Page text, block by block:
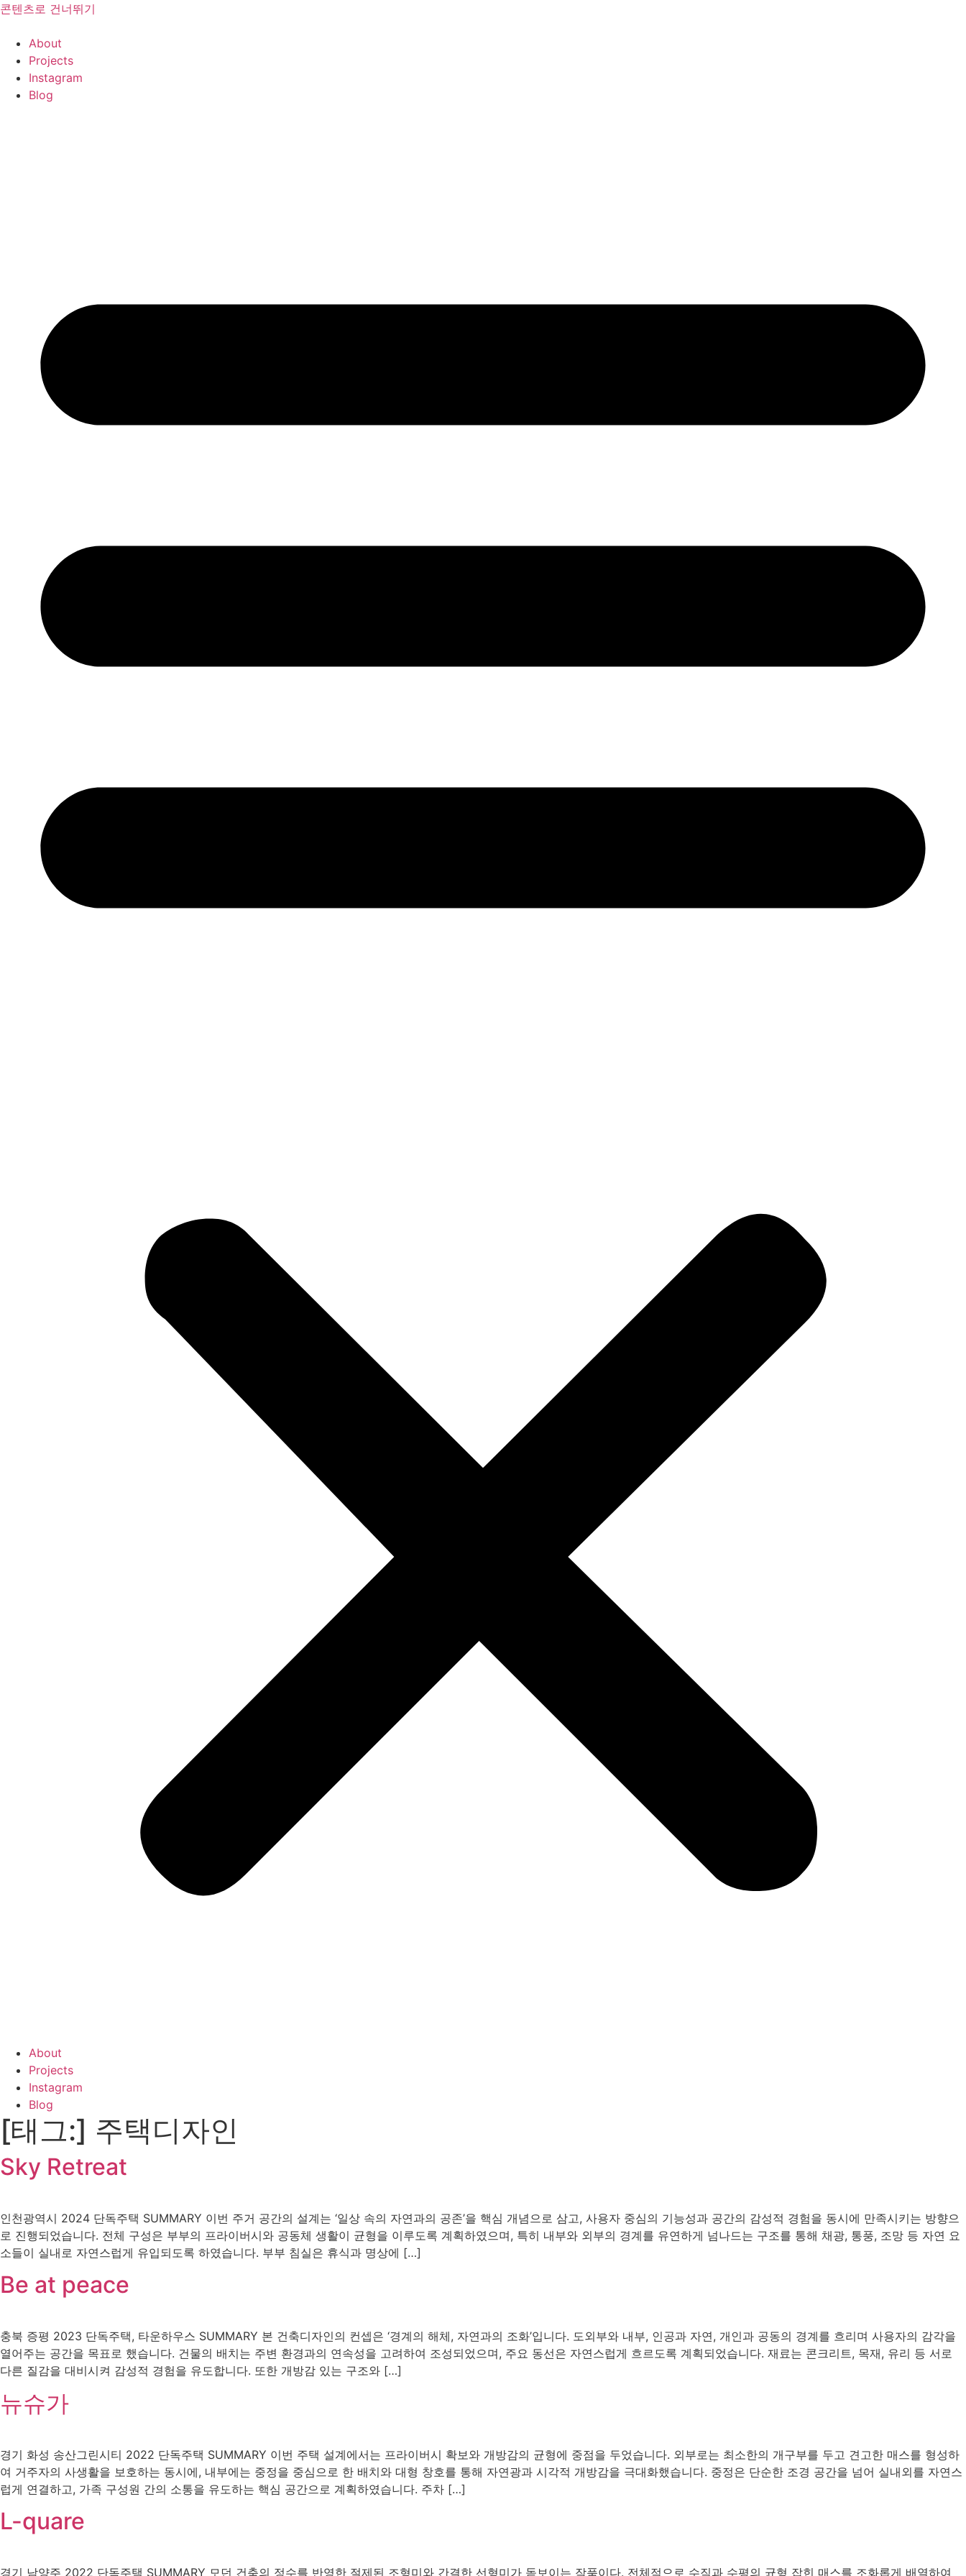
콘텐츠로 건너뛰기
About
Projects
Instagram
Blog
About
Projects
Instagram
Blog
[태그:] 주택디자인
Sky Retreat
인천광역시 2024 단독주택 SUMMARY 이번 주거 공간의 설계는 ‘일상 속의 자연과의 공존’을 핵심 개념으로 삼고, 사용자 중심의 기능성과 공간의 감성적 경험을 동시에 만족시키는 방향으
로 진행되었습니다. 전체 구성은 부부의 프라이버시와 공동체 생활이 균형을 이루도록 계획하였으며, 특히 내부와 외부의 경계를 유연하게 넘나드는 구조를 통해 채광, 통풍, 조망 등 자연 요
소들이 실내로 자연스럽게 유입되도록 하였습니다. 부부 침실은 휴식과 명상에 […]
Be at peace
충북 증평 2023 단독주택, 타운하우스 SUMMARY 본 건축디자인의 컨셉은 ‘경계의 해체, 자연과의 조화’입니다. 도외부와 내부, 인공과 자연, 개인과 공동의 경계를 흐리며 사용자의 감각을
열어주는 공간을 목표로 했습니다. 건물의 배치는 주변 환경과의 연속성을 고려하여 조성되었으며, 주요 동선은 자연스럽게 흐르도록 계획되었습니다. 재료는 콘크리트, 목재, 유리 등 서로
다른 질감을 대비시켜 감성적 경험을 유도합니다. 또한 개방감 있는 구조와 […]
뉴슈가
경기 화성 송산그린시티 2022 단독주택 SUMMARY 이번 주택 설계에서는 프라이버시 확보와 개방감의 균형에 중점을 두었습니다. 외부로는 최소한의 개구부를 두고 견고한 매스를 형성하
여 거주자의 사생활을 보호하는 동시에, 내부에는 중정을 중심으로 한 배치와 대형 창호를 통해 자연광과 시각적 개방감을 극대화했습니다. 중정은 단순한 조경 공간을 넘어 실내외를 자연스
럽게 연결하고, 가족 구성원 간의 소통을 유도하는 핵심 공간으로 계획하였습니다. 주차 […]
L-quare
경기 남양주 2022 단독주택 SUMMARY 모던 건축의 정수를 반영한 절제된 조형미와 간결한 선형미가 돋보이는 작품이다. 전체적으로 수직과 수평의 균형 잡힌 매스를 조화롭게 배열하여